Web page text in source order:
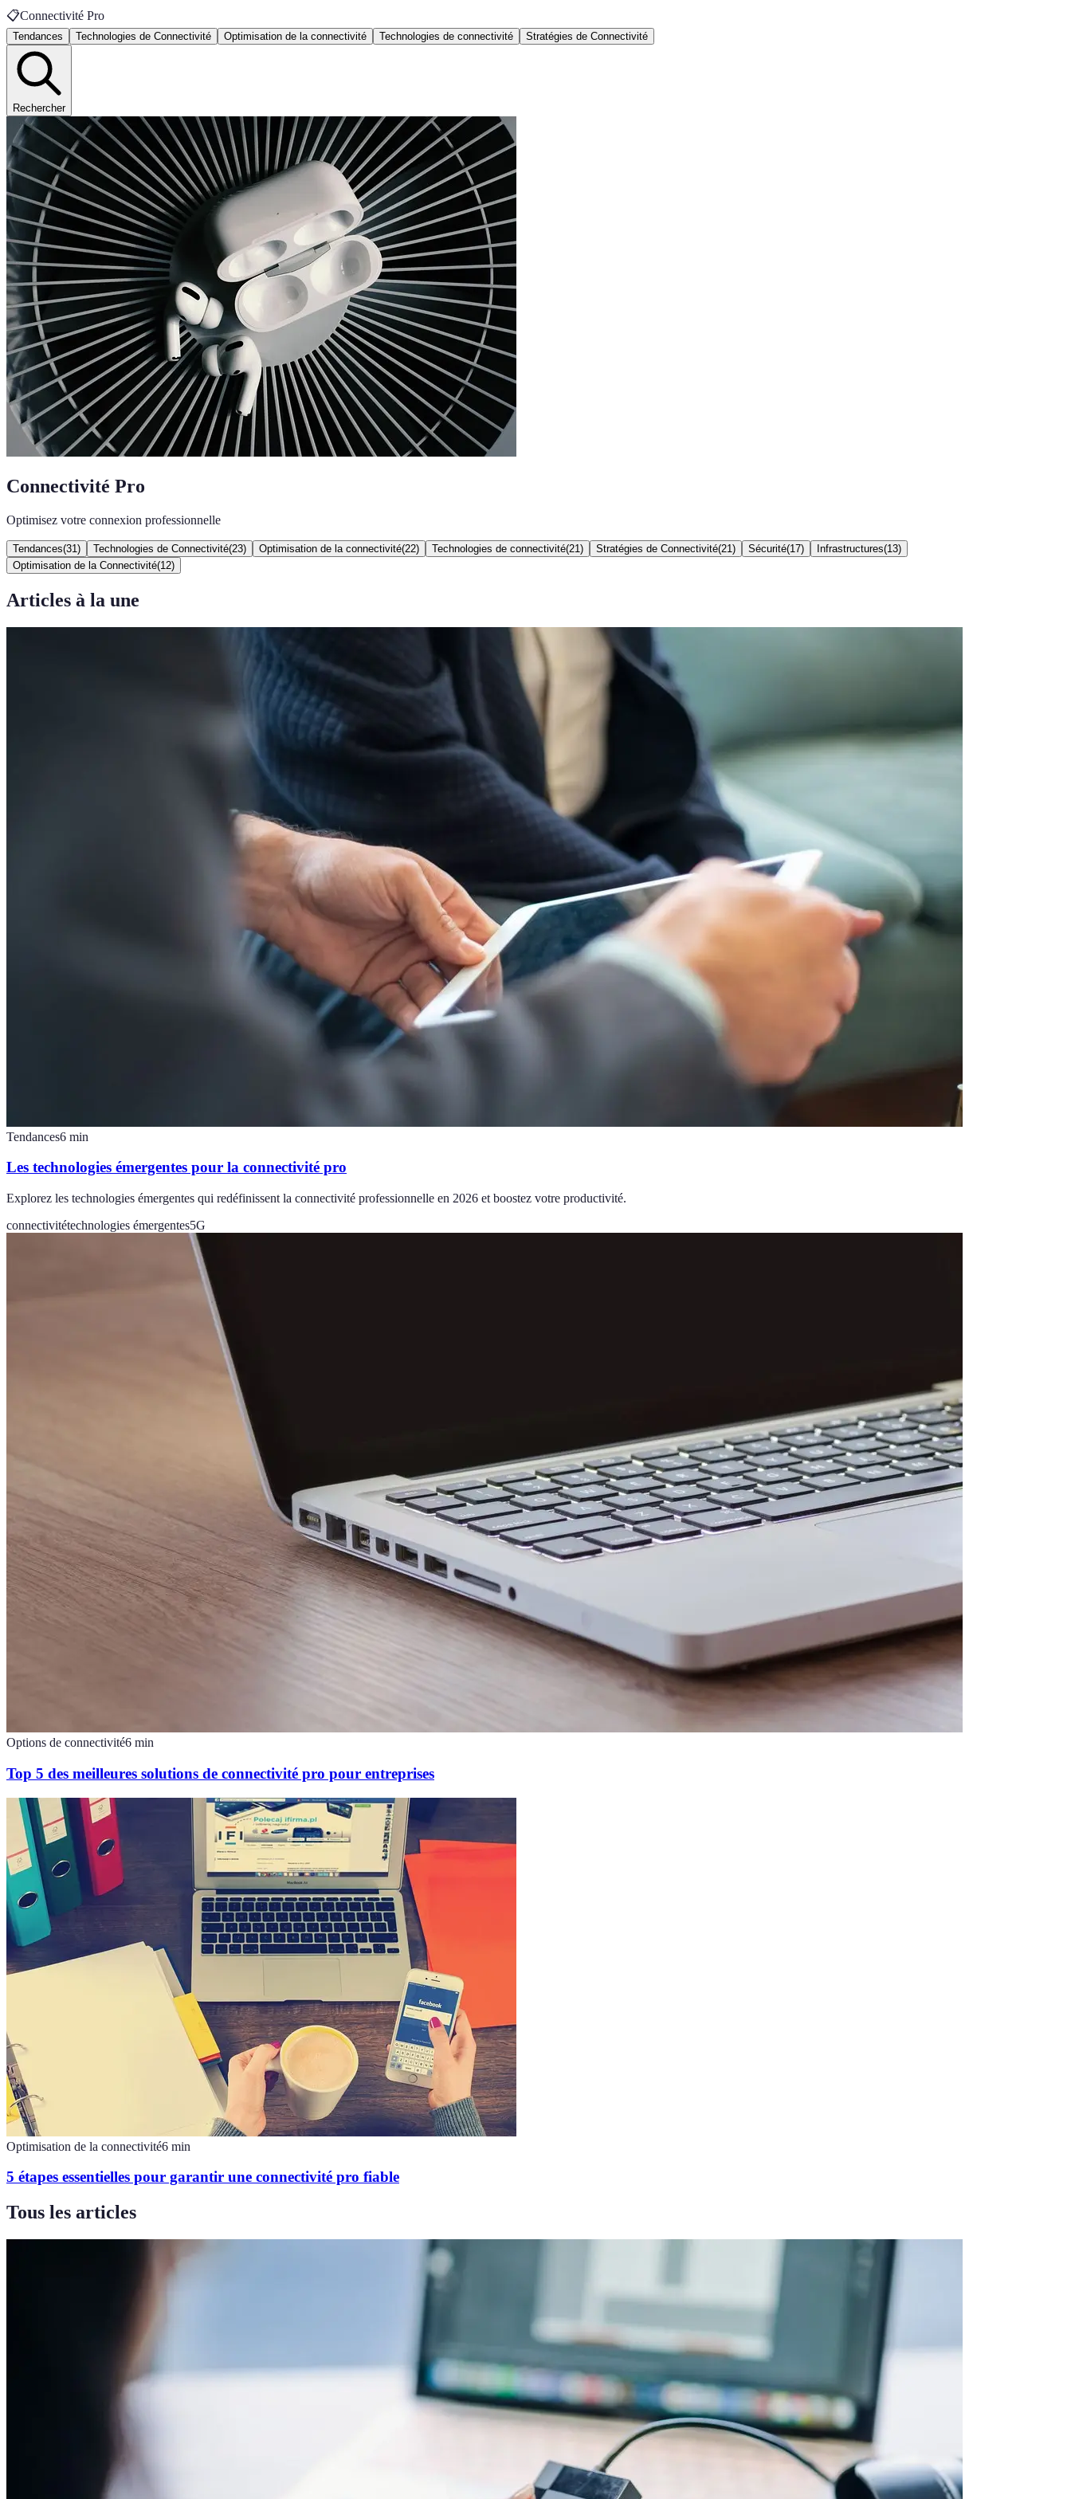
📋Connectivité Pro
Tendances Technologies de Connectivité Optimisation de la connectivité Technologies de connectivité Stratégies de Connectivité
Rechercher
Connectivité Pro
Optimisez votre connexion professionnelle
Tendances(31 ) Technologies de Connectivité(23) Optimisation de la connectivité(22) Technologies de connectivité(21 ) Stratégies de Connectivité(21 ) Sécurité(17) Infrastructures(13)
Optimisation de la Connectivité(12)
Articles à la une
Tendances6 min
Les technologies émergentes pour la connectivité pro
Explorez les technologies émergentes qui redéfinissent la connectivité professionnelle en 2026 et boostez votre productivité.
connectivitétechnologies émergentes5G
Options de connectivité6 min
Top 5 des meilleures solutions de connectivité pro pour entreprises
Optimisation de la connectivité6 min
5 étapes essentielles pour garantir une connectivité pro fiable
Tous les articles